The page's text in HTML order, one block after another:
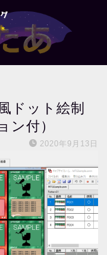
ドット絵制
ン付）
2020年9月13日